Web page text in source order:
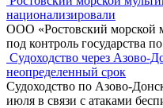
национализировали
ООО «Ростовский морской
под контроль государства
Судоходство через Азово-
неопределенный срок
Судоходство по Азово-
июля в связи с атаками